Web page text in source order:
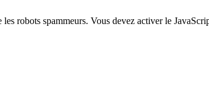
les robots spammeurs. Vous devez activer le